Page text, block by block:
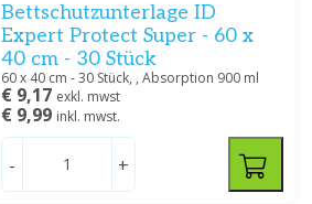
Bettschutzunterlage ID
Expert Protect Super - 60 x
40 cm - 30 Stück
60 x 40 cm - 30 Stück, , Absorption 900 ml
€ 9,17 exkl. mwst
€ 9,99 inkl. mwst.
- +